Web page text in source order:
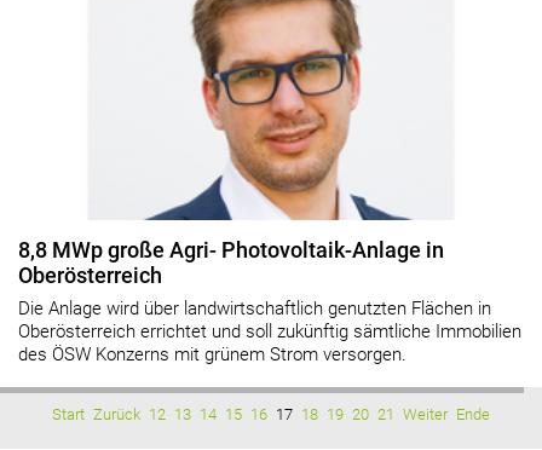
8,8 MWp große Agri- Photovoltaik-Anlage in
Oberösterreich
Die Anlage wird über landwirtschaftlich genutzten Flächen in
Oberösterreich errichtet und soll zukünftig sämtliche Immobilien
des ÖSW Konzerns mit grünem Strom versorgen.
Start Zurück 12 13 14 15 16 17 18 19 20 21 Weiter Ende